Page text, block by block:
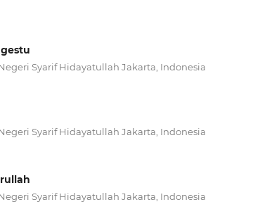
Syarif Hidayatullah Jakarta, Indonesia
Syarif Hidayatullah Jakarta, Indonesia
Syarif Hidayatullah Jakarta, Indonesia